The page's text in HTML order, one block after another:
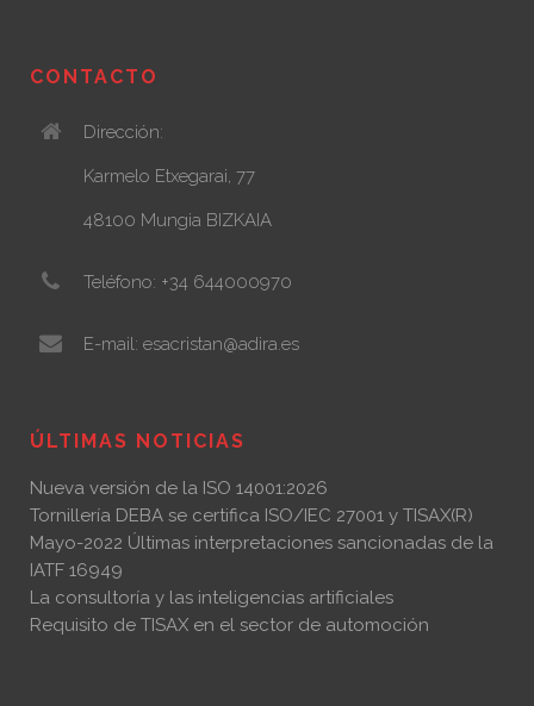
CONTACTO
Dirección:
Karmelo Etxegarai, 77
48100 Mungia BIZKAIA
Teléfono: +34 644000970
E-mail: esacristan@adira.es
ÚLTIMAS NOTICIAS
Nueva versión de la ISO 14001:2026
Tornillería DEBA se certifica ISO/IEC 27001 y TISAX(R)
Mayo-2022 Últimas interpretaciones sancionadas de la
IATF 16949
La consultoría y las inteligencias artificiales
Requisito de TISAX en el sector de automoción